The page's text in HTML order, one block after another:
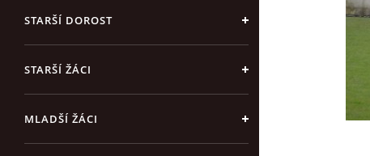
STARŠÍ DOROST
STARŠÍ ŽÁCI
MLADŠÍ ŽÁCI